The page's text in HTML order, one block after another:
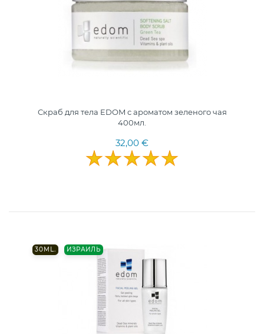
Скраб для тела EDOM с ароматом зеленого чая
400мл.
32,00 €
30ML. ИЗРАИЛЬ